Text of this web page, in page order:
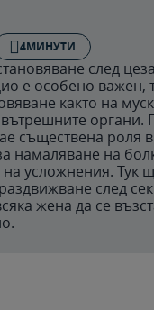
4МИНУТИ
след
е особено важен,
както на
вътрешните органи.
съществена роля
намаляване на
усложнения. Тук
след
жена да се